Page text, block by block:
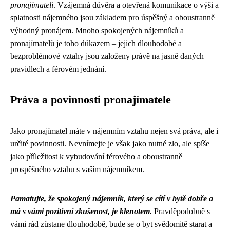
pronajímateli. Vzájemná důvěra a otevřená komunikace o výši a
splatnosti nájemného jsou základem pro úspěšný a oboustranně
výhodný pronájem. Mnoho spokojených nájemníků a
pronajímatelů je toho důkazem – jejich dlouhodobé a
bezproblémové vztahy jsou založeny právě na jasně daných
pravidlech a férovém jednání.
Práva a povinnosti pronajímatele
Jako pronajímatel máte v nájemním vztahu nejen svá práva, ale i
určité povinnosti. Nevnímejte je však jako nutné zlo, ale spíše
jako příležitost k vybudování férového a oboustranně
prospěšného vztahu s vaším nájemníkem.
Pamatujte, že spokojený nájemník, který se cítí v bytě dobře a
má s vámi pozitivní zkušenost, je klenotem. Pravděpodobně s
vámi rád zůstane dlouhodobě, bude se o byt svědomitě starat a